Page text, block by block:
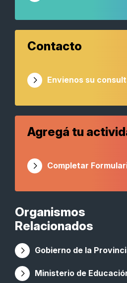
Organismos
Relacionados
Gobierno de la
Ministerio de
Contacto
Envienos su
Agregá tu
Completar